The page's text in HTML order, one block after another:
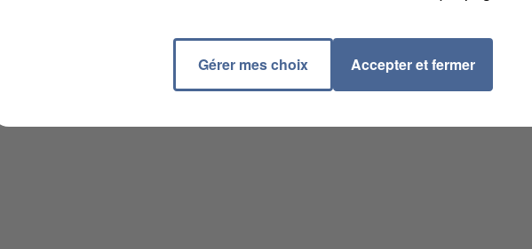
Gérer mes choix Accepter et fermer